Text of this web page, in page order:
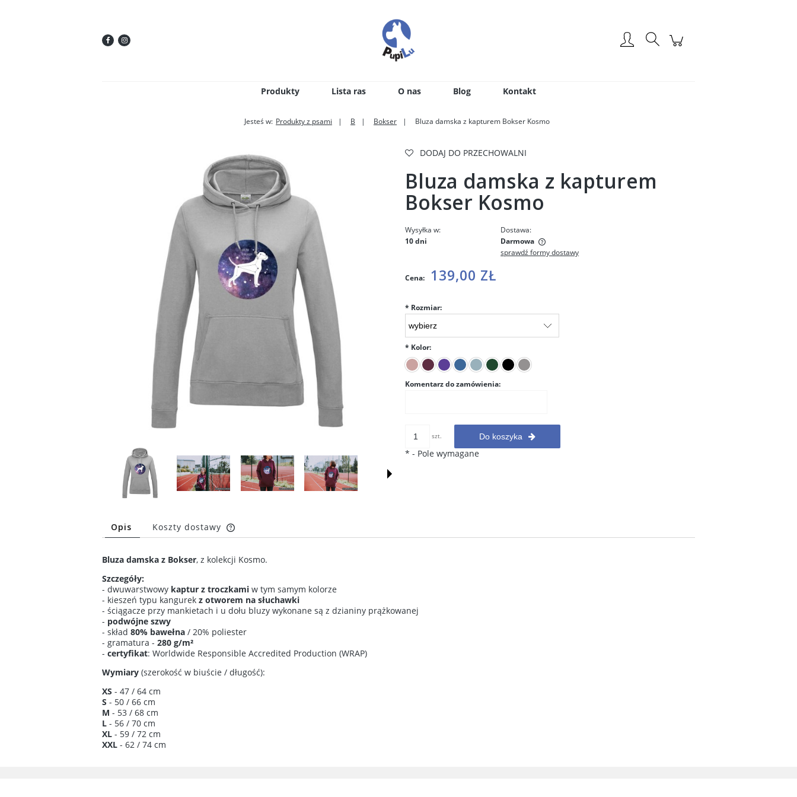
Produkty Lista ras O nas Blog Kontakt
Jesteś w: Produkty z psami B Bokser Bluza damska z kapturem Bokser Kosmo
DODAJ DO PRZECHOWALNI
Bluza damska z kapturem
Bokser Kosmo
Wysyłka w:
10 dni
Dostawa:
Darmowa
kosztów płatności
sprawdź formy dostawy
Cena: 139,00 ZŁ
* Rozmiar:
* Kolor:
Komentarz do zamówienia:
szt. Do koszyka
* - Pole wymagane
Opis Koszty dostawy
Cena nie zawiera ewentualnych
Bluza damska z Bokser, z kolekcji Kosmo.
Szczegóły:
- dwuwarstwowy kaptur z troczkami w tym samym kolorze
- kieszeń typu kangurek z otworem na słuchawki
- ściągacze przy mankietach i u dołu bluzy wykonane są z dzianiny prążkowanej
- podwójne szwy
- skład 80% bawełna / 20% poliester
- gramatura - 280 g/m²
- certyfikat: Worldwide Responsible Accredited Production (WRAP)
Wymiary (szerokość w biuście / długość):
XS - 47 / 64 cm
S - 50 / 66 cm
M - 53 / 68 cm
L - 56 / 70 cm
XL - 59 / 72 cm
XXL - 62 / 74 cm